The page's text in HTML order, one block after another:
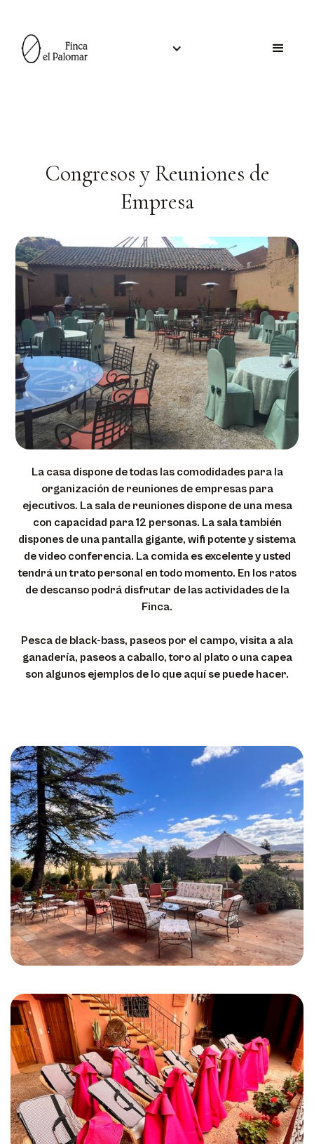
Congresos y Reuniones de
Empresa
La casa dispone de todas las comodidades para la
organización de reuniones de empresas para
ejecutivos. La sala de reuniones dispone de una mesa
con capacidad para 12 personas. La sala también
dispones de una pantalla gigante, wifi potente y sistema
de video conferencia. La comida es excelente y usted
tendrá un trato personal en todo momento. En los ratos
de descanso podrá disfrutar de las actividades de la
Finca.
Pesca de black-bass, paseos por el campo, visita a ala
ganadería, paseos a caballo, toro al plato o una capea
son algunos ejemplos de lo que aquí se puede hacer.